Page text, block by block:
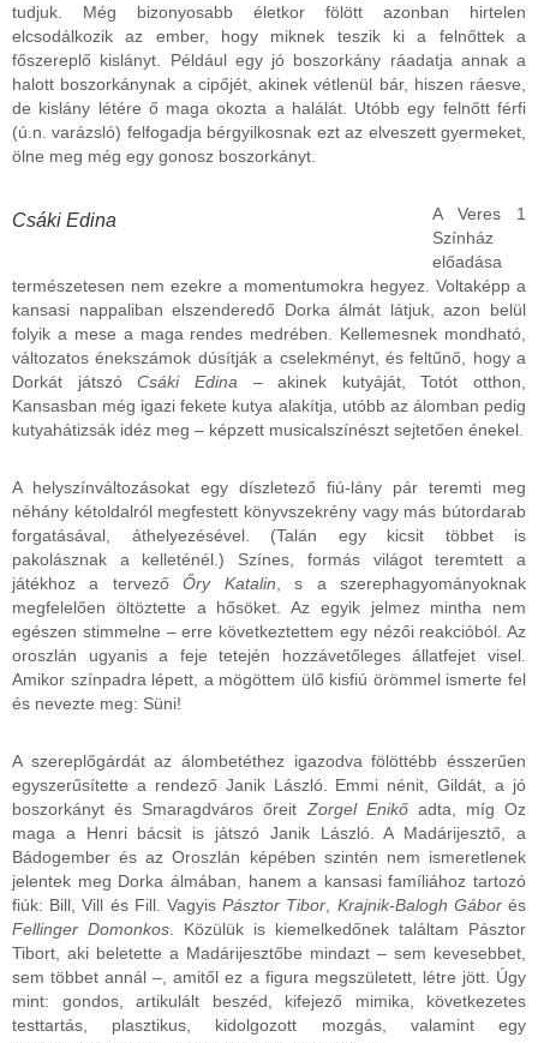
tudjuk. Még bizonyosabb életkor fölött azonban hirtelen
elcsodálkozik az ember, hogy miknek teszik ki a felnőttek a
főszereplő kislányt. Például egy jó boszorkány ráadatja annak a
halott boszorkánynak a cipőjét, akinek vétlenül bár, hiszen ráesve,
de kislány létére ő maga okozta a halálát. Utóbb egy felnőtt férfi
(ú.n. varázsló) felfogadja bérgyilkosnak ezt az elveszett gyermeket,
ölne meg még egy gonosz boszorkányt.
Csáki Edina
A Veres 1
Színház
előadása
természetesen nem ezekre a momentumokra hegyez. Voltaképp a
kansasi nappaliban elszenderedő Dorka álmát látjuk, azon belül
folyik a mese a maga rendes medrében. Kellemesnek mondható,
változatos énekszámok dúsítják a cselekményt, és feltűnő, hogy a
Dorkát játszóCsáki Edina – akinek kutyáját, Totót otthon,
Kansasban még igazi fekete kutya alakítja, utóbb az álomban pedig
kutyahátizsák idéz meg – képzett musicalszínészt sejtetően énekel.
A helyszínváltozásokat egy díszletező fiú-lány pár teremti meg
néhány kétoldalról megfestett könyvszekrény vagy más bútordarab
forgatásával, áthelyezésével. (Talán egy kicsit többet is
pakolásznak a kelleténél.) Színes, formás világot teremtett a
játékhoz a tervezőŐry Katalin , s a szerephagyományoknak
megfelelően öltöztette a hősöket. Az egyik jelmez mintha nem
egészen stimmelne – erre következtettem egy nézői reakcióból. Az
oroszlán ugyanis a feje tetején hozzávetőleges állatfejet visel.
Amikor színpadra lépett, a mögöttem ülő kisfiú örömmel ismerte fel
és nevezte meg: Süni!
A szereplőgárdát az álombetéthez igazodva fölöttébb ésszerűen
egyszerűsítette a rendező Janik László. Emmi nénit, Gildát, a jó
boszorkányt és Smaragdváros őreit Zorgel Enikőadta, míg Oz
maga a Henri bácsit is játszó Janik László. A Madárijesztő, a
Bádogember és az Oroszlán képében szintén nem ismeretlenek
jelentek meg Dorka álmában, hanem a kansasi famíliához tartozó
fiúk: Bill, Vill és Fill. VagyisPásztor Tibor Krajnik-Balogh Gáborés
Fellinger Domonkos . Közülük is kiemelkedőnek találtam Pásztor
Tibort, aki beletette a Madárijesztőbe mindazt – sem kevesebbet,
sem többet annál –, amitől ez a figura megszületett, létre jött. Úgy
mint: gondos, artikulált beszéd, kifejező mimika, következetes
testtartás, plasztikus, kidolgozott mozgás, valamint egy